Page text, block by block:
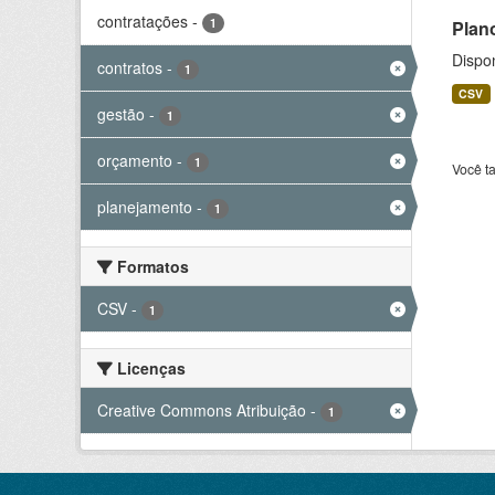
contratações - 1
contratos - 1
gestão - 1
orçamento - 1
planejamento - 1
Formatos
CSV - 1
Licenças
Creative Commons Atribuição - 1
CSV
Você